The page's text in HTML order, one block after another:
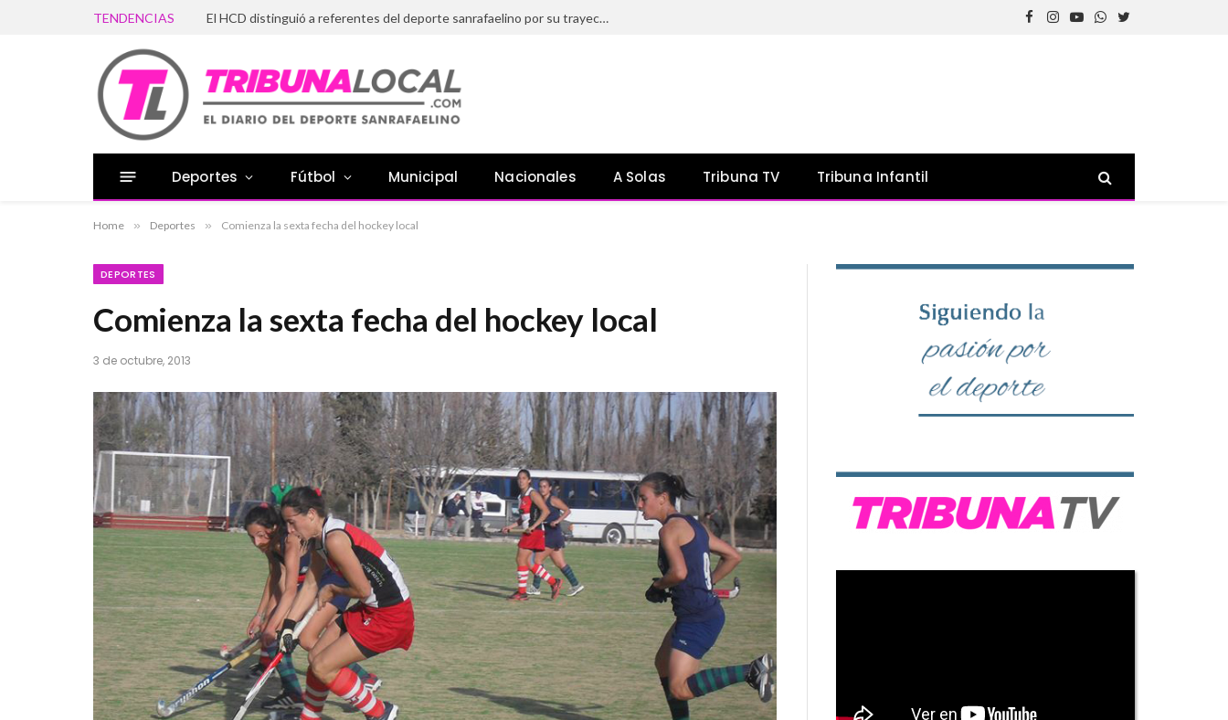
TENDENCIAS El HCD distinguió a referentes del deporte sanrafaelino por su trayectoria y aporte a la comunidad
Facebook
Instagram
YouTube
WhatsApp
Twitter
Deportes Fútbol Municipal Nacionales A Solas Tribuna TV Tribuna Infantil
Home » Deportes » Comienza la sexta fecha del hockey local
DEPORTES
Comienza la sexta fecha del hockey local
3 de octubre, 2013